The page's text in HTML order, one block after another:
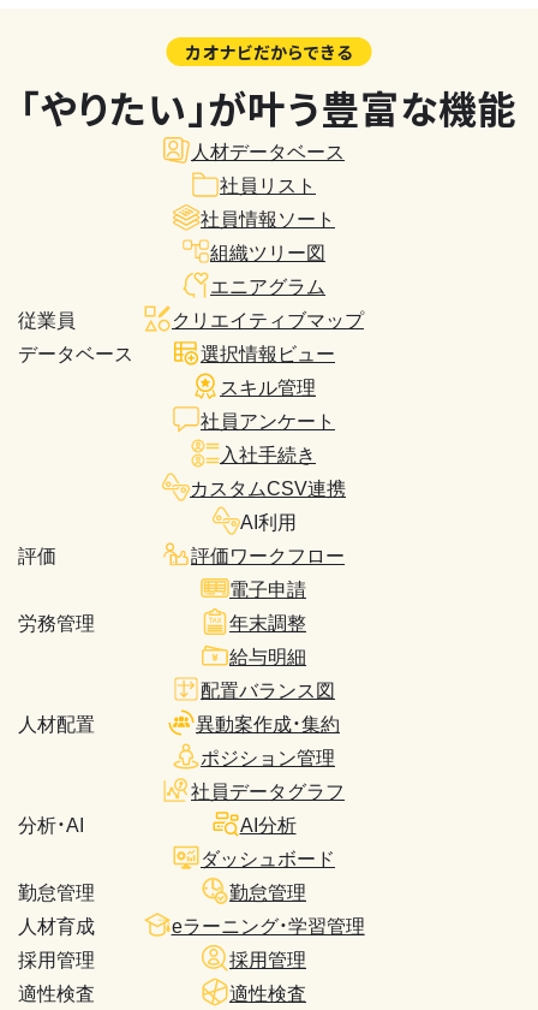
カオナビだからできる
「やりたい」が叶う豊富な機能
従業員
データベース
人材データベース
社員リスト
社員情報ソート
組織ツリー図
エニアグラム
クリエイティブマップ
選択情報ビュー
スキル管理
社員アンケート
入社手続き
カスタムCSV連携
AI利用
評価
評価ワークフロー
労務管理
電子申請
年末調整
給与明細
人材配置
配置バランス図
異動案作成・集約
ポジション管理
分析・AI
社員データグラフ
AI分析
ダッシュボード
勤怠管理
勤怠管理
人材育成
eラーニング・学習管理
採用管理
採用管理
適性検査
適性検査